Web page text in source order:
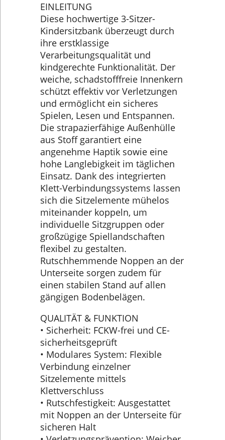
EINLEITUNG
Diese hochwertige 3-Sitzer-
Kindersitzbank überzeugt durch
ihre erstklassige
Verarbeitungsqualität und
kindgerechte Funktionalität. Der
weiche, schadstofffreie Innenkern
schützt effektiv vor Verletzungen
und ermöglicht ein sicheres
Spielen, Lesen und Entspannen.
Die strapazierfähige Außenhülle
aus Stoff garantiert eine
angenehme Haptik sowie eine
hohe Langlebigkeit im täglichen
Einsatz. Dank des integrierten
Klett-Verbindungssystems lassen
sich die Sitzelemente mühelos
miteinander koppeln, um
individuelle Sitzgruppen oder
großzügige Spiellandschaften
flexibel zu gestalten.
Rutschhemmende Noppen an der
Unterseite sorgen zudem für
einen stabilen Stand auf allen
gängigen Bodenbelägen.
QUALITÄT & FUNKTION
• Sicherheit: FCKW-frei und CE-
sicherheitsgeprüft
• Modulares System: Flexible
Verbindung einzelner
Sitzelemente mittels
Klettverschluss
• Rutschfestigkeit: Ausgestattet
mit Noppen an der Unterseite für
sicheren Halt